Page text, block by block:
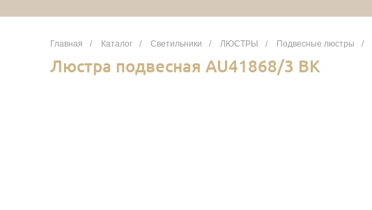
Главная / Каталог / Светильники / ЛЮСТРЫ / Подвесные люстры /
Люстра подвесная AU41868/3 BK